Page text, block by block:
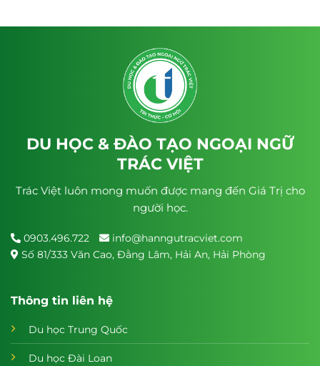
DU HỌC & ĐÀO TẠO NGOẠI NGỮ
TRÁC VIỆT
Trác Việt luôn mong muốn được mang đến Giá Trị cho
người học.
0903.496.722
info@hanngutracviet.com
Số 81/333 Văn Cao, Đằng Lâm, Hải An, Hải Phòng
Thông tin liên hệ
Du học Trung Quốc
Du học Đài Loan